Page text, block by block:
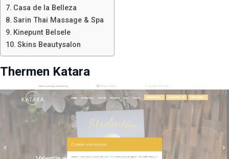
Casa de la Belleza
Sarin Thai Massage & Spa
Kinepunt Belsele
Skins Beautysalon
Thermen Katara